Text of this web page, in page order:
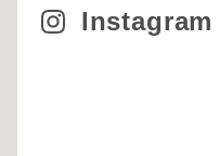
Instagram